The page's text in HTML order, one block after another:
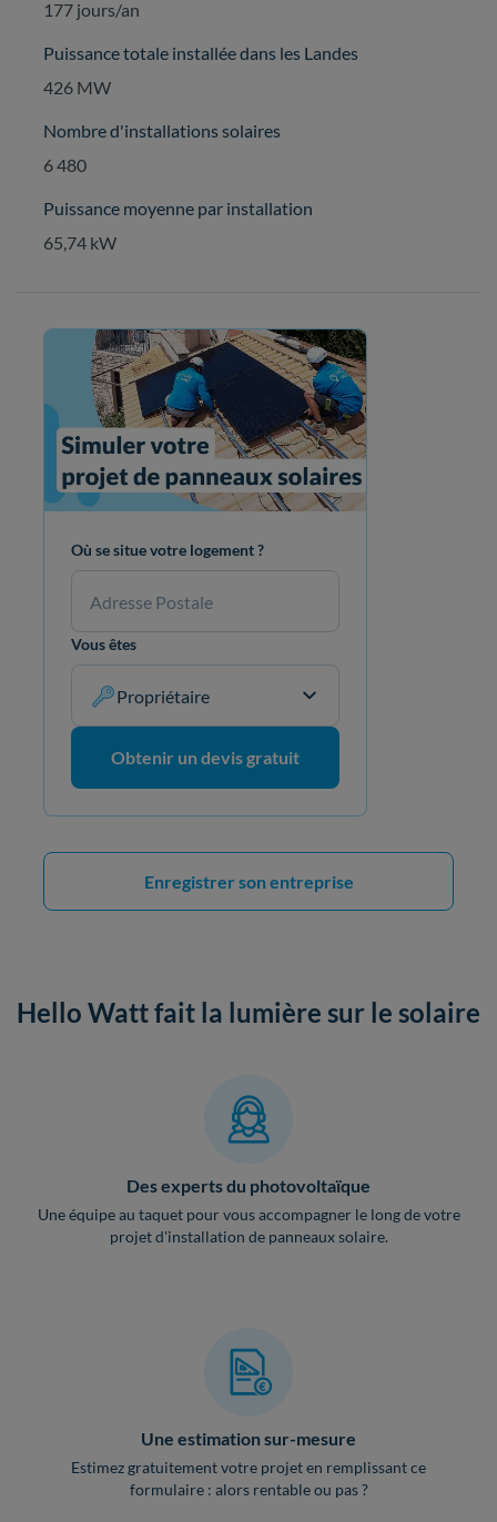
177 jours/an
Puissance totale installée dans les Landes
426 MW
Nombre d'installations solaires
6 480
Puissance moyenne par installation
65,74 kW
Où se situe votre logement ?
Vous êtes
Propriétaire
Obtenir un devis gratuit
Enregistrer son entreprise
Hello Watt fait la lumière sur le solaire
Des experts du photovoltaïque
Une équipe au taquet pour vous accompagner le long de votre
projet d'installation de panneaux solaire.
Une estimation sur-mesure
Estimez gratuitement votre projet en remplissant ce
formulaire : alors rentable ou pas ?